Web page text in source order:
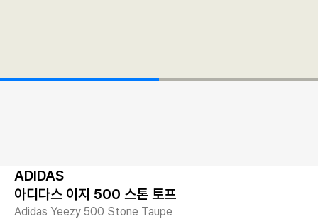
ADIDAS
아디다스 이지 500 스톤 토프
Adidas Yeezy 500 Stone Taupe